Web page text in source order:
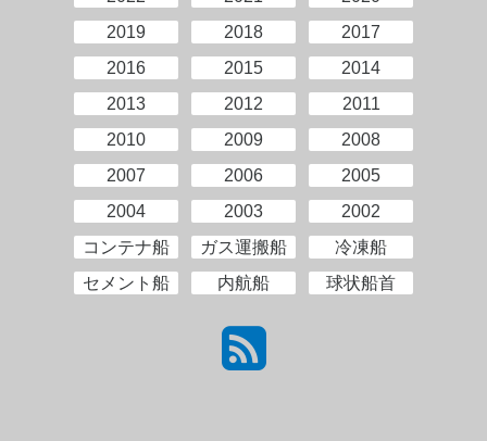
2019
2018
2017
2016
2015
2014
2013
2012
2011
2010
2009
2008
2007
2006
2005
2004
2003
2002
コンテナ船
ガス運搬船
冷凍船
セメント船
内航船 球状船首